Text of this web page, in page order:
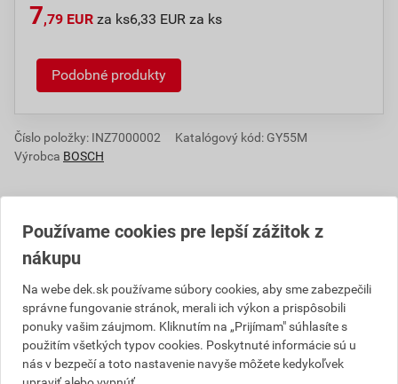
7,79 EUR za ks6,33 EUR za ks
Podobné produkty
Číslo položky: INZ7000002
Katalógový kód: GY55M
Výrobca BOSCH
Informácie o cene
ceny
6,33 EUR
bez DPH za ks
7,79 EUR
s DPH za ks
Používame cookies pre lepší zážitok z
nákupu
Na webe dek.sk používame súbory cookies, aby sme zabezpečili
správne fungovanie stránok, merali ich výkon a prispôsobili
ponuky vašim záujmom. Kliknutím na „Prijímam" súhlasíte s
použitím všetkých typov cookies. Poskytnuté informácie sú u
nás v bezpečí a toto nastavenie navyše môžete kedykoľvek